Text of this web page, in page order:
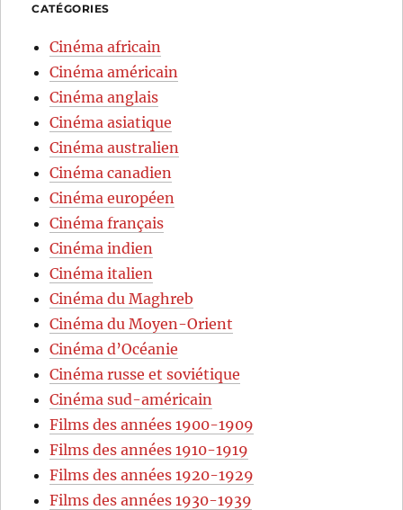
CATÉGORIES
Cinéma africain
Cinéma américain
Cinéma anglais
Cinéma asiatique
Cinéma australien
Cinéma canadien
Cinéma européen
Cinéma français
Cinéma indien
Cinéma italien
Cinéma du Maghreb
Cinéma du Moyen-Orient
Cinéma d’Océanie
Cinéma russe et soviétique
Cinéma sud-américain
Films des années 1900-1909
Films des années 1910-1919
Films des années 1920-1929
Films des années 1930-1939